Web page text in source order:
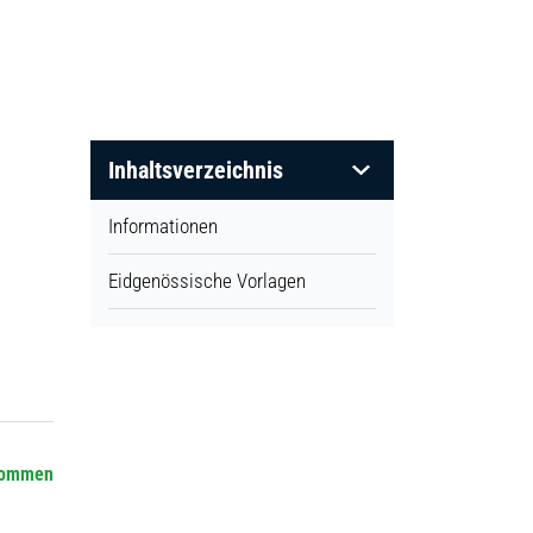
Inhaltsverzeichnis
Informationen
Eidgenössische Vorlagen